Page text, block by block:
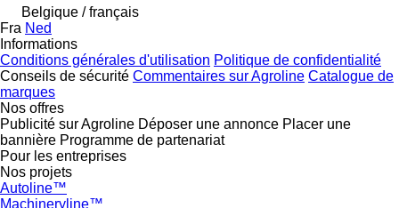
Belgique / français
Fra Ned
Informations
Conditions générales d'utilisation Politique de confidentialité
Conseils de sécurité Commentaires sur Agroline Catalogue de
marques
Nos offres
Publicité sur Agroline Déposer une annonce Placer une
bannière Programme de partenariat
Pour les entreprises
Nos projets
Autoline™
Machineryline™